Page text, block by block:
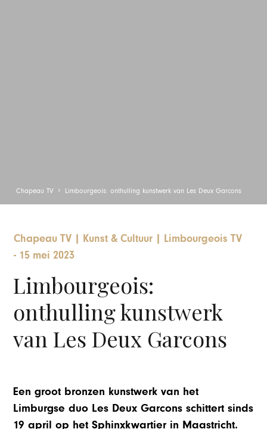
Chapeau TV Limbourgeois: onthulling kunstwerk van Les Deux Garcons
Chapeau TV Kunst & Cultuur
Limbourgeois TV
- 15 mei 2023
Limbourgeois:
onthulling kunstwerk
van Les Deux Garcons
Een groot bronzen kunstwerk van het
Limburgse duo Les Deux Garcons schittert sinds
19 april op het Sphinxkwartier in Maastricht.